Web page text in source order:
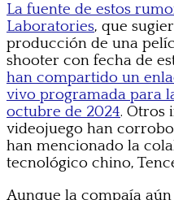
La fuente de estos
Laboratories, que
producción de una
shooter con fecha de
han compartido un
vivo programada para
octubre de 2024. Otros
videojuego han
han mencionado la
tecnológico chino,
Aunque la compaía